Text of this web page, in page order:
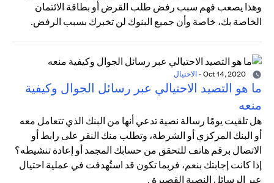
وهذا يصعب فهم سبب رفض طلب القرض أو بطاقة الائتمان
الخاصة بك، خاصة وأن جميع البنوك لن تخبرك بسبب الرفض.
- الاحتيال
ما هو التصيد الاحتيالي عبر رسائل الجوال وكيفية
منعه
هل تلقيت يومًا رسالة نصية تدعي أنها من البنك الذي تتعامل معه
أو البنك المركزي أو الشرطة، وتطلب منك النقر على رابط أو
الاتصال برقم هاتف للتحقق من حسابك المجمد أو إعادة تنشيطه؟
إذا كانت إجابتك بنعم، فربما تكون قد استُهدفت في عملية احتيال
عبر الرسائل النصية القصيرة .